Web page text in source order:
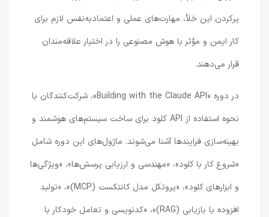
پرکردن این خلأ، مهارت‌های عملی و اعتمادبه‌نفس لازم برای
کار ایمن و مؤثر با هوش مصنوعی را در اختیار علاقه‌مندان
قرار می‌دهند.
در دوره «Building with the Claude API»، شرکت‌کنندگان با
نحوه استفاده از API کلود برای ساخت سیستم‌های هوشمند و
بهینه‌سازی فرایندها آشنا می‌شوند. ماژول‌های این دوره شامل
«شروع کار با کلود»، «مهندسی و ارزیابی پرسش‌ها»، «ویژگی‌ها
و ابزارهای کلود»، «پروتکل مدل کانتکست (MCP)»، «تولید
افزوده با بازیابی (RAG)»، «کدنویسی و تعامل خودکار با